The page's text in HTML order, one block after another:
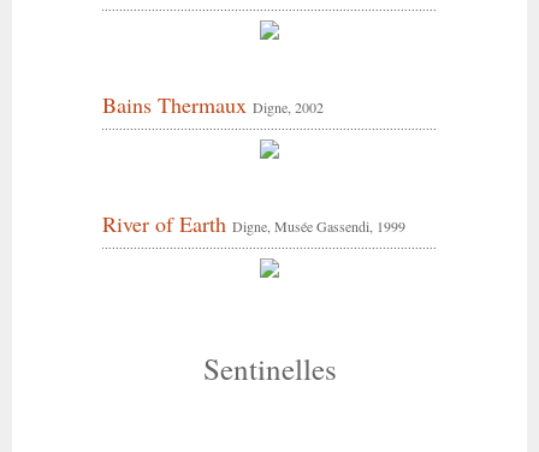
Bains Thermaux Digne, 2002
River of Earth Digne, Musée Gassendi, 1999
Sentinelles